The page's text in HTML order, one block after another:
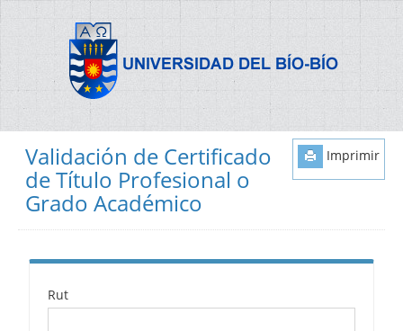
Imprimir
Validación de Certificado
de Título Profesional o
Grado Académico
Rut